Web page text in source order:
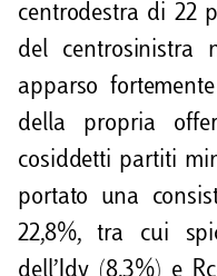
centrodestra di 22
del centrosinistra
apparso
della propria
cosiddetti partiti
portato una
22,8%, tra cui